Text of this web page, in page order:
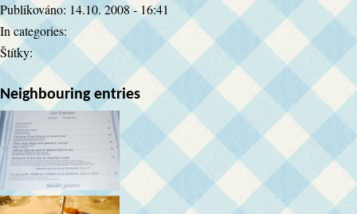
Publikováno:14.10. 2008 - 16:41
In categories:
Štítky:
Neighbouring entries